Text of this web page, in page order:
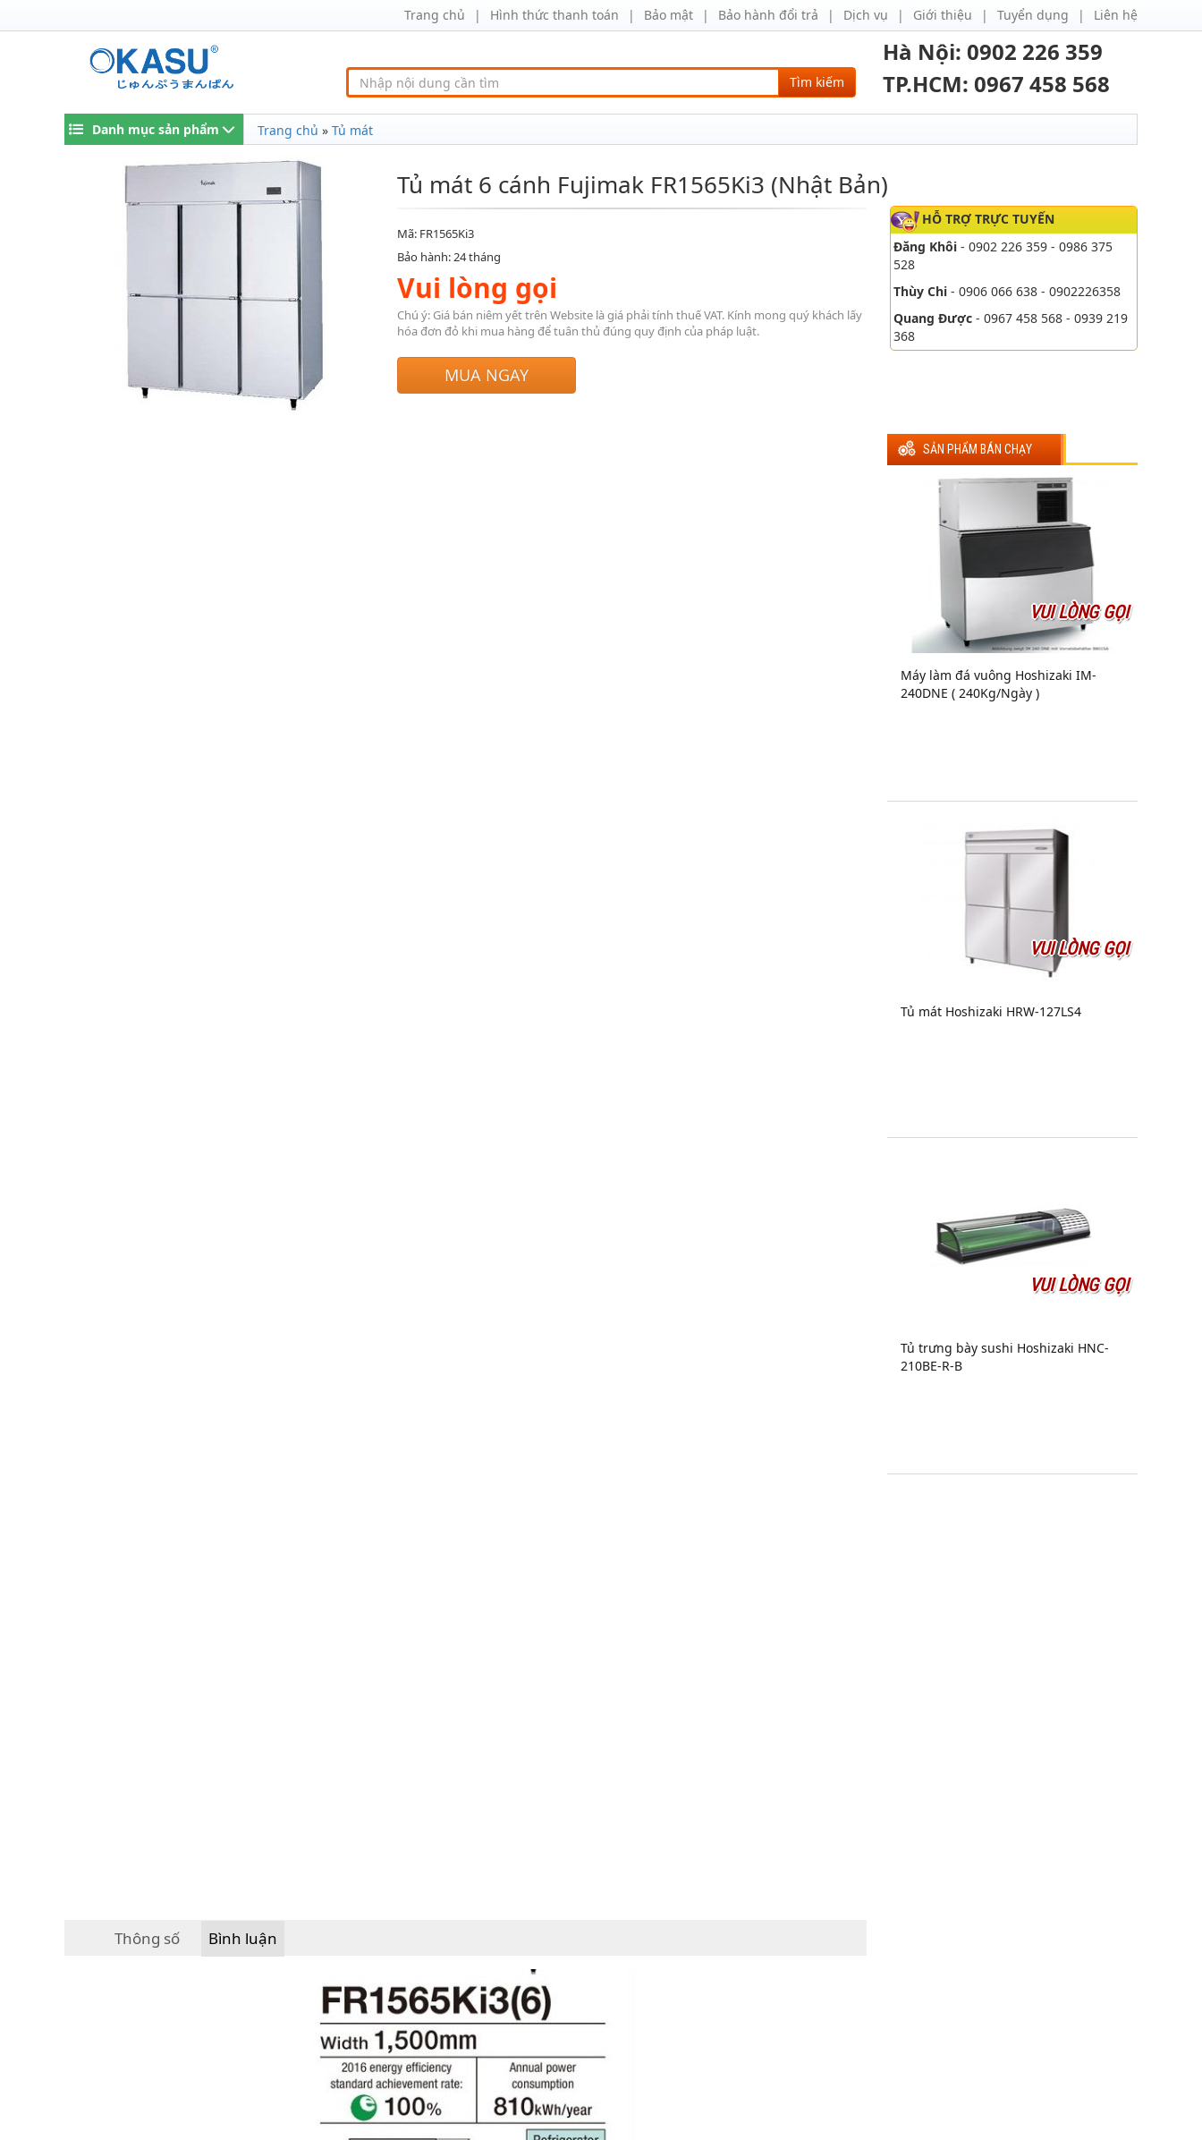
Trang chủ Hình thức thanh toán Bảo mật Bảo hành đổi trả Dịch vụ Giới thiệu Tuyển dụng Liên hệ
Tìm kiếm
Hà Nội: 0902 226 359
TP.HCM: 0967 458 568
Danh mục sản phẩm Trang chủ » Tủ mát
Tủ mát 6 cánh Fujimak FR1565Ki3 (Nhật Bản)
HỖ TRỢ TRỰC TUYẾN
Đăng Khôi - 0902 226 359 - 0986 375
528
Thùy Chi - 0906 066 638 - 0902226358
Quang Được - 0967 458 568 - 0939 219
368
Mã: FR1565Ki3
Bảo hành: 24 tháng
Vui lòng gọi
Chú ý: Giá bán niêm yết trên Website là giá phải tính thuế VAT. Kính mong quý khách lấy
hóa đơn đỏ khi mua hàng để tuân thủ đúng quy định của pháp luật.
MUA NGAY
SẢN PHẨM BÁN CHẠY
VUI LÒNG GỌI
Máy làm đá vuông Hoshizaki IM-
240DNE ( 240Kg/Ngày )
VUI LÒNG GỌI
Tủ mát Hoshizaki HRW-127LS4
VUI LÒNG GỌI
Tủ trưng bày sushi Hoshizaki HNC-
210BE-R-B
Thông số Bình luận